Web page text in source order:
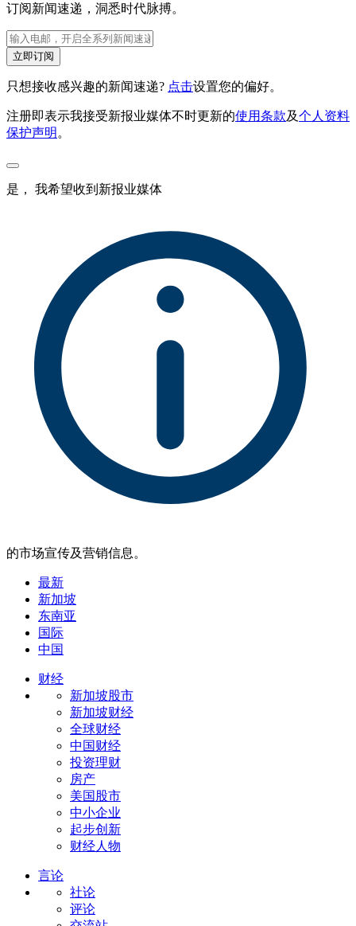
订阅新闻速递，洞悉时代脉搏。
立即订阅
只想接收感兴趣的新闻速递? 点击设置您的偏好。
注册即表示我接受新报业媒体不时更新的使用条款及个人资料
保护声明 。
是， 我希望收到新报业媒体
的市场宣传及营销信息。
最新
新加坡
东南亚
国际
中国
财经
新加坡股市
新加坡财经
全球财经
中国财经
投资理财
房产
美国股市
中小企业
起步创新
财经人物
言论
社论
评论